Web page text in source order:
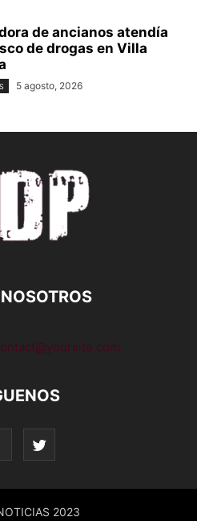
de ancianos atendía
de drogas en Villa
5 agosto, 2026
2023